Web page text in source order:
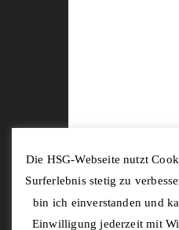
Die HSG-Webseite nutzt
Surferlebnis stetig zu
bin ich einverstanden und
Einwilligung jederzeit mit